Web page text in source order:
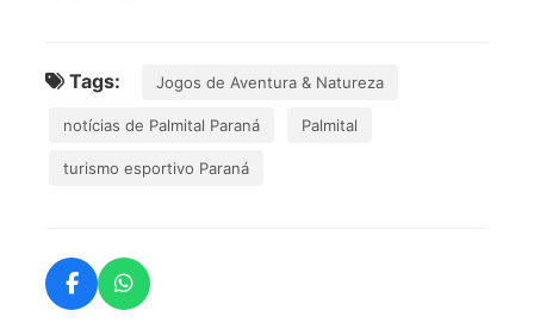
Tags: Jogos de Aventura & Natureza
notícias de Palmital Paraná Palmital
turismo esportivo Paraná